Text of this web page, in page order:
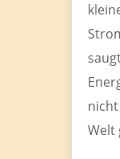
Welt